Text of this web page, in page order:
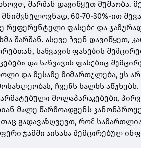
შარშან დავიწყეთ მუშაობა.
60-70-80%-ით
რეფერენტული ფასები და
შარშან. ასევე ჩვენ დავიწყეთ,
საწვავის ფასების
და საწვავის ფასებიც
და მესამე მიმართულება, ეს
ჩვენს ხალხს აწუხებს.
მოლაპარაკებები,
მალე წარმოადგენს
გადავაზღვევთ, რომ
ჯამში აისახა შემცირებულ